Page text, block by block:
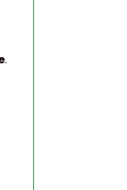
.